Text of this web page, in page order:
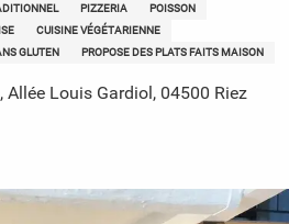
PIZZERIA
POISSON
CUISINE VÉGÉTARIENNE
GLUTEN PROPOSE DES PLATS FAITS MAISON
Allée Louis Gardiol, 04500 Riez